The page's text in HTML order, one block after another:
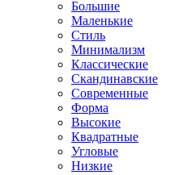
Большие
Маленькие
Стиль
Минимализм
Классические
Скандинавские
Современные
Форма
Высокие
Квадратные
Угловые
Низкие